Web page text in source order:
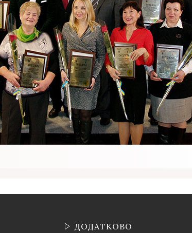
ДОДАТКОВО